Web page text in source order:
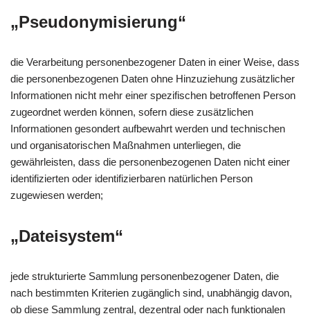
„Pseudonymisierung“
die Verarbeitung personenbezogener Daten in einer Weise, dass
die personenbezogenen Daten ohne Hinzuziehung zusätzlicher
Informationen nicht mehr einer spezifischen betroffenen Person
zugeordnet werden können, sofern diese zusätzlichen
Informationen gesondert aufbewahrt werden und technischen
und organisatorischen Maßnahmen unterliegen, die
gewährleisten, dass die personenbezogenen Daten nicht einer
identifizierten oder identifizierbaren natürlichen Person
zugewiesen werden;
„Dateisystem“
jede strukturierte Sammlung personenbezogener Daten, die
nach bestimmten Kriterien zugänglich sind, unabhängig davon,
ob diese Sammlung zentral, dezentral oder nach funktionalen